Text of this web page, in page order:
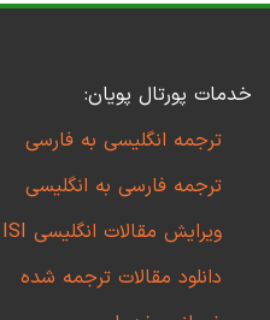
خدمات پورتال پویان:
ترجمه انگلیسی به فارسی
ترجمه فارسی به انگلیسی
ویرایش مقالات انگلیسی ISI
دانلود مقالات ترجمه شده